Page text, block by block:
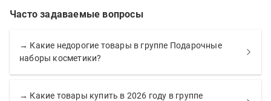
Часто задаваемые вопросы
→ Какие недорогие товары в группе Подарочные
наборы косметики?
→ Какие товары купить в 2026 году в группе